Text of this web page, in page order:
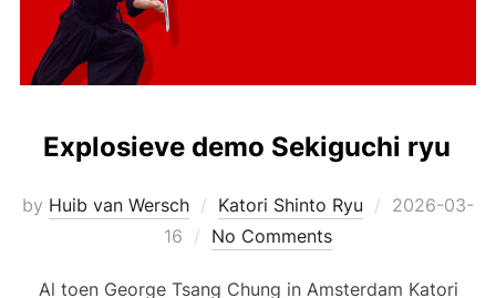
Explosieve demo Sekiguchi ryu
by Huib van Wersch Katori Shinto Ryu
Posted
2026-03-
16
No Comments
Al toen George Tsang Chung in Amsterdam Katori